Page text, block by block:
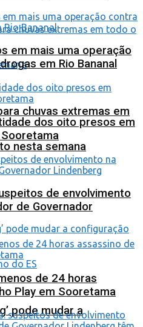
chuvas extremas em
nesta semana
pode mudar a
em mais uma operação
em Rio Bananal
dos oito presos em
de envolvimento
de Governador
de 24 horas
Play em Sooretama